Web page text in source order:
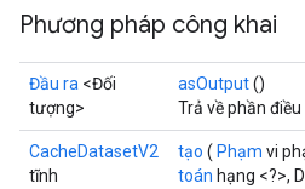
Phương pháp công khai
Đầu ra <Đối
tượng>
asOutput()
Trả về phần
CacheDatasetV2
tĩnh
tạo ( Phạm vi
toán hạng <?>,